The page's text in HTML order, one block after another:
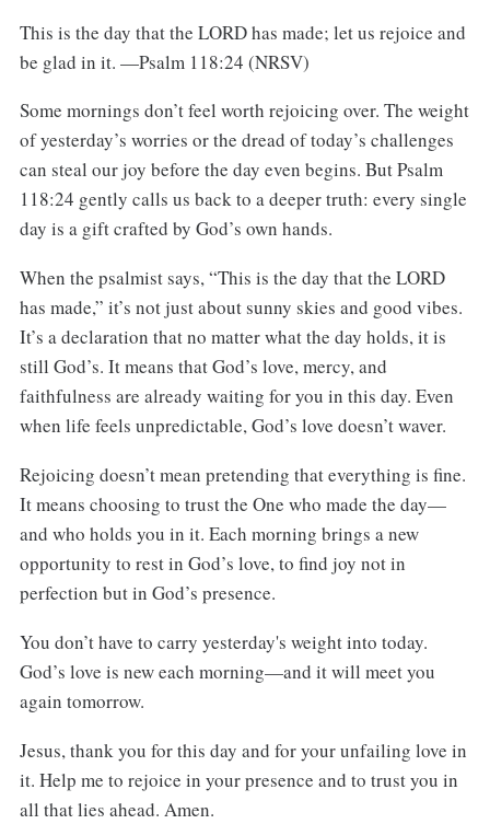
This is the day that the LORD has made; let us rejoice and
be glad in it. —Psalm 118:24 (NRSV)
Some mornings don’t feel worth rejoicing over. The weight
of yesterday’s worries or the dread of today’s challenges
can steal our joy before the day even begins. But Psalm
118:24 gently calls us back to a deeper truth: every single
day is a gift crafted by God’s own hands.
When the psalmist says, “This is the day that the LORD
has made,” it’s not just about sunny skies and good vibes.
It’s a declaration that no matter what the day holds, it is
still God’s. It means that God’s love, mercy, and
faithfulness are already waiting for you in this day. Even
when life feels unpredictable, God’s love doesn’t waver.
Rejoicing doesn’t mean pretending that everything is fine.
It means choosing to trust the One who made the day—
and who holds you in it. Each morning brings a new
opportunity to rest in God’s love, to find joy not in
perfection but in God’s presence.
You don’t have to carry yesterday's weight into today.
God’s love is new each morning—and it will meet you
again tomorrow.
Jesus, thank you for this day and for your unfailing love in
it. Help me to rejoice in your presence and to trust you in
all that lies ahead. Amen.